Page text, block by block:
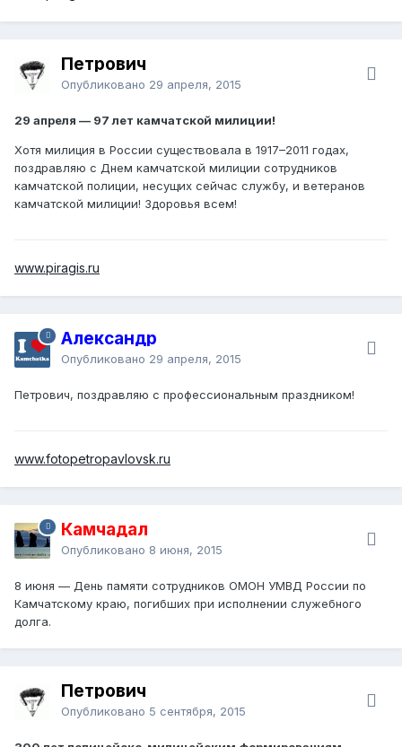
Петрович
Опубликовано 29 апреля, 2015
29 апреля — 97 лет камчатской милиции!
Хотя милиция в России существовала в 1917–2011 годах,
поздравляю с Днем камчатской милиции сотрудников
камчатской полиции, несущих сейчас службу, и ветеранов
камчатской милиции! Здоровья всем!
www.piragis.ru
Александр
Опубликовано 29 апреля, 2015
Петрович, поздравляю с профессиональным праздником!
www.fotopetropavlovsk.ru
Камчадал
Опубликовано 8 июня, 2015
8 июня — День памяти сотрудников ОМОН УМВД России по
Камчатскому краю, погибших при исполнении служебного
долга.
Петрович
Опубликовано 5 сентября, 2015